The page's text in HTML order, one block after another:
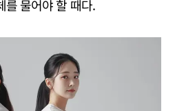
물어야 할 때다.